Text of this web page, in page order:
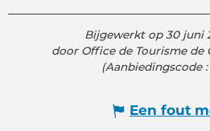
Bijgewerkt op 30 juni
door Office de Tourisme de
(Aanbiedingscode :
Een fout